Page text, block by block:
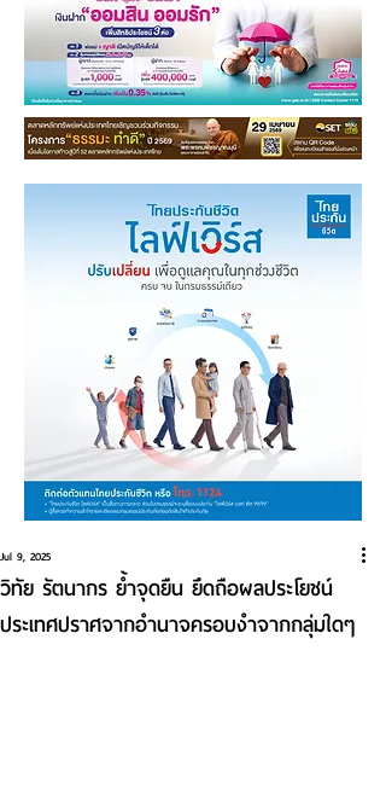
วิทัย รัตนากร ย้ำจุดยืน ยึดถือผลประโยชน์
ประเทศปราศจากอำนาจครอบงำจากกลุ่มใดๆ
Jul 9, 2025